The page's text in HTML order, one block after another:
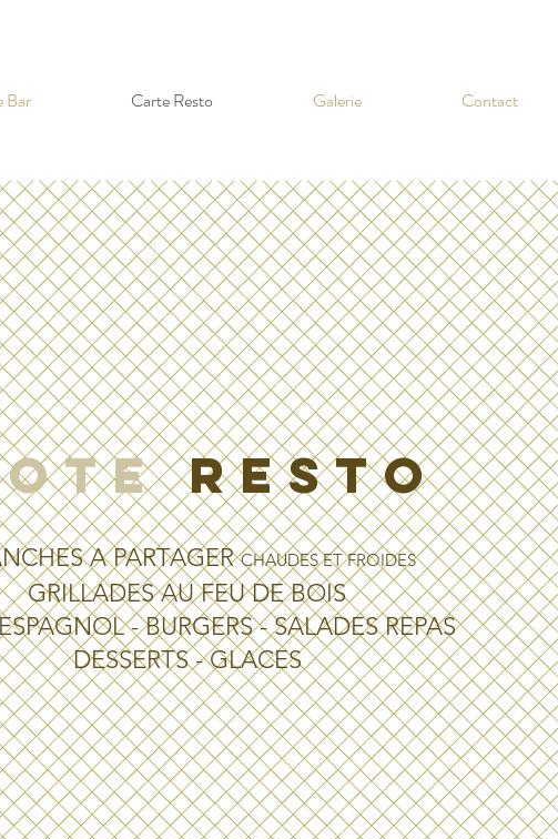
Bar Carte Resto Galerie Contact
RESTO
A PARTAGERCHAUDES ET FROIDES
GRILLADES AU FEU DE BOIS
- BURGERS - SALADES REPAS
DESSERTS - GLACES